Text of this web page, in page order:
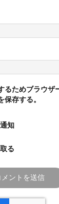
るためブラウザ
保存する。
知
る